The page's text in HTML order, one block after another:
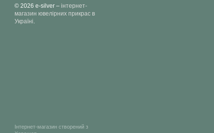
© 2026 e-silver – інтернет-
магазин ювелірних прикрас в
Україні.
Інтернет-магазин створений з